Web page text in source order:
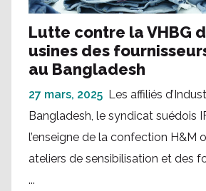
Lutte contre la VHBG
usines des
au Bangladesh
27 mars, 2025 Les affiliés
Bangladesh, le syndicat suédois
l’enseigne de la confection H&M
ateliers de sensibilisation et des
...